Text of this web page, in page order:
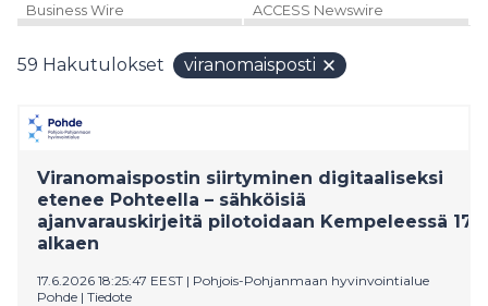
Business Wire ACCESS Newswire
59 Hakutulokset viranomaisposti
Viranomaispostin siirtyminen digitaaliseksi
etenee Pohteella – sähköisiä
ajanvarauskirjeitä pilotoidaan Kempeleessä
alkaen
17.6.2026 18:25:47 EEST | Pohjois-Pohjanmaan hyvinvointialue
Pohde | Tiedote